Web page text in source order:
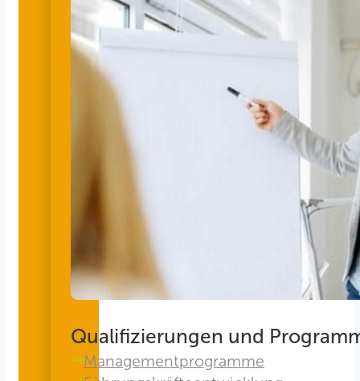
Qualifizierungen und
Managementprogramme